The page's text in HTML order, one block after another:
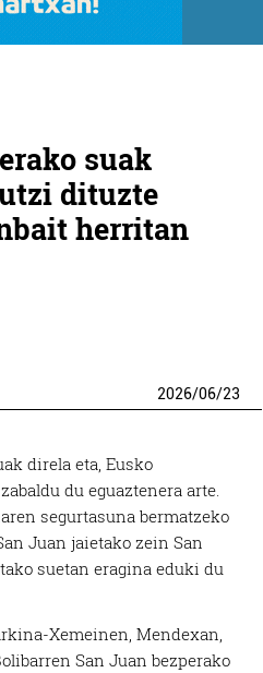
suak
dituzte
herritan
2026/06/23
direla eta, Eusko
zabaldu du eguaztenera arte.
segurtasuna bermatzeko
Juan jaietako zein San
suetan eragina eduki du
Xemeinen, Mendexan,
San Juan bezperako